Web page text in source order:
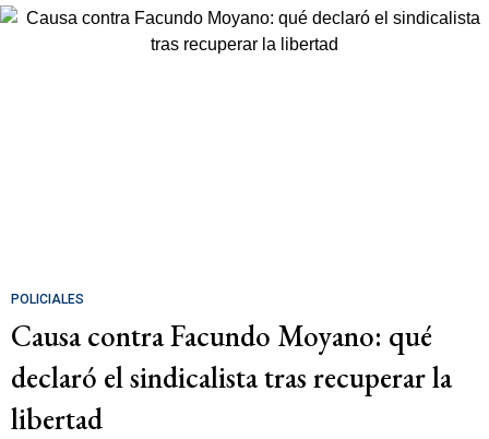
POLICIALES
Causa contra Facundo Moyano: qué
declaró el sindicalista tras recuperar la
libertad